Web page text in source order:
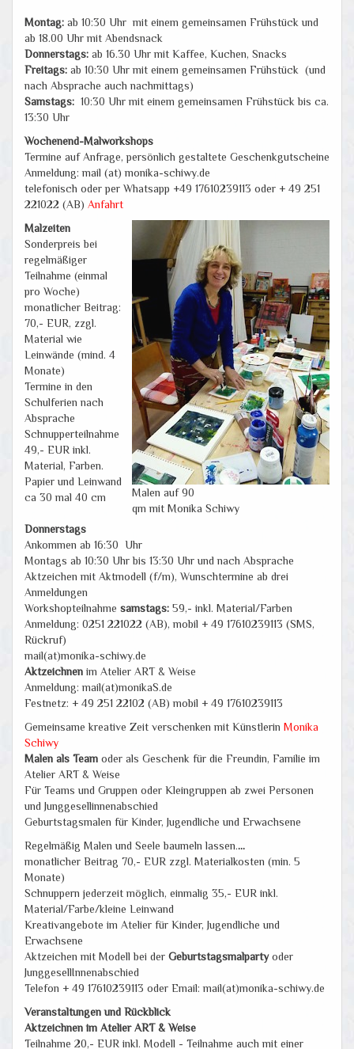
Montag: ab 10:30 Uhr mit einem gemeinsamen Frühstück und
ab 18.00 Uhr mit Abendsnack
Donnerstags: ab 16.30 Uhr mit Kaffee, Kuchen, Snacks
Freitags: ab 10:30 Uhr mit einem gemeinsamen Frühstück (und
nach Absprache auch nachmittags)
Samstags: 10:30 Uhr mit einem gemeinsamen Frühstück bis ca.
13:30 Uhr
Wochenend-Malworkshops
Termine auf Anfrage, persönlich gestaltete Geschenkgutscheine
Anmeldung: mail (at) monika-schiwy.de
telefonisch oder per Whatsapp +49 17610239113 oder + 49 251
221022 (AB) Anfahrt
Malen auf 90
qm mit Monika Schiwy
Malzeiten
Sonderpreis bei
regelmäßiger
Teilnahme (einmal
pro Woche)
monatlicher Beitrag:
70,- EUR, zzgl.
Material wie
Leinwände (mind. 4
Monate)
Termine in den
Schulferien nach
Absprache
Schnupperteilnahme
49,- EUR inkl.
Material, Farben.
Papier und Leinwand
ca 30 mal 40 cm
Donnerstags
Ankommen ab 16:30 Uhr
Montags ab 10:30 Uhr bis 13:30 Uhr und nach Absprache
Aktzeichen mit Aktmodell (f/m), Wunschtermine ab drei
Anmeldungen
Workshopteilnahme samstags: 59,- inkl. Material/Farben
Anmeldung: 0251 221022 (AB), mobil + 49 17610239113 (SMS,
Rückruf)
mail(at)monika-schiwy.de
Aktzeichnen im Atelier ART & Weise
Anmeldung: mail(at)monikaS.de
Festnetz: + 49 251 22102 (AB) mobil + 49 17610239113
Gemeinsame kreative Zeit verschenken mit Künstlerin Monika
Schiwy
Malen als Team oder als Geschenk für die Freundin, Familie im
Atelier ART & Weise
Für Teams und Gruppen oder Kleingruppen ab zwei Personen
und Junggesellinnenabschied
Geburtstagsmalen für Kinder, Jugendliche und Erwachsene
Regelmäßig Malen und Seele baumeln lassen....
monatlicher Beitrag 70,- EUR zzgl. Materialkosten (min. 5
Monate)
Schnuppern jederzeit möglich, einmalig 35,- EUR inkl.
Material/Farbe/kleine Leinwand
Kreativangebote im Atelier für Kinder, Jugendliche und
Erwachsene
Aktzeichen mit Modell bei der Geburtstagsmalpartyoder
JunggesellInnenabschied
Telefon + 49 17610239113 oder Email: mail(at)monika-schiwy.de
Veranstaltungen und Rückblick
Aktzeichnen im Atelier ART & Weise
Teilnahme 20,- EUR inkl. Modell - Teilnahme auch mit einer